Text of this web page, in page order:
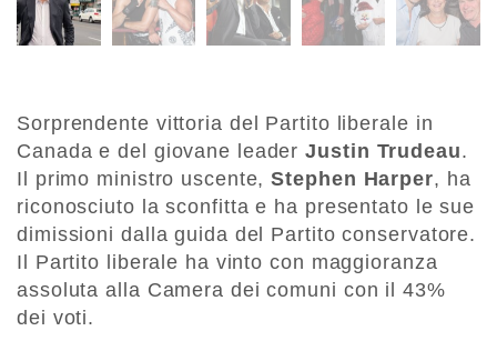
Sorprendente vittoria del Partito liberale in
Canada e del giovane leaderJustin Trudeau.
Il primo ministro uscente,Stephen Harper, ha
riconosciuto la sconfitta e ha presentato le sue
dimissioni dalla guida del Partito conservatore.
Il Partito liberale ha vinto con maggioranza
assoluta alla Camera dei comuni con il 43%
dei voti.